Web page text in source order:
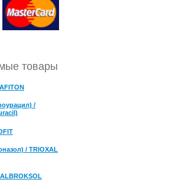
товары
/
/ TRIOXAL